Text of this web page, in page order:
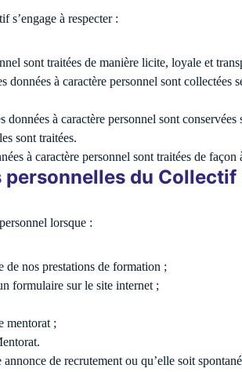
s’engage à respecter :
sont traitées de manière licite, loyale et
données à caractère personnel sont collectées
données à caractère personnel sont
sont traitées.
à caractère personnel sont traitées de
personnelles du
lorsque :
nos prestations de formation ;
formulaire sur le site internet ;
mentorat ;
de recrutement ou qu’elle soit